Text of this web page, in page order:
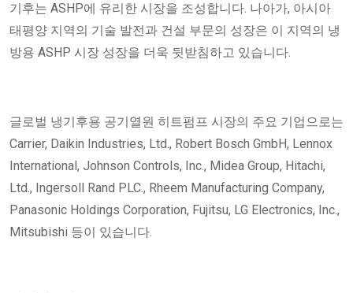
기후는 ASHP에 유리한 시장을 조성합니다. 나아가, 아시아
태평양 지역의 기술 발전과 건설 부문의 성장은 이 지역의 냉
방용 ASHP 시장 성장을 더욱 뒷받침하고 있습니다.
글로벌 냉기후용 공기열원 히트펌프 시장의 주요 기업으로는
Carrier, Daikin Industries, Ltd., Robert Bosch GmbH, Lennox
International, Johnson Controls, Inc., Midea Group, Hitachi,
Ltd., Ingersoll Rand PLC., Rheem Manufacturing Company,
Panasonic Holdings Corporation, Fujitsu, LG Electronics, Inc.,
Mitsubishi 등이 있습니다.